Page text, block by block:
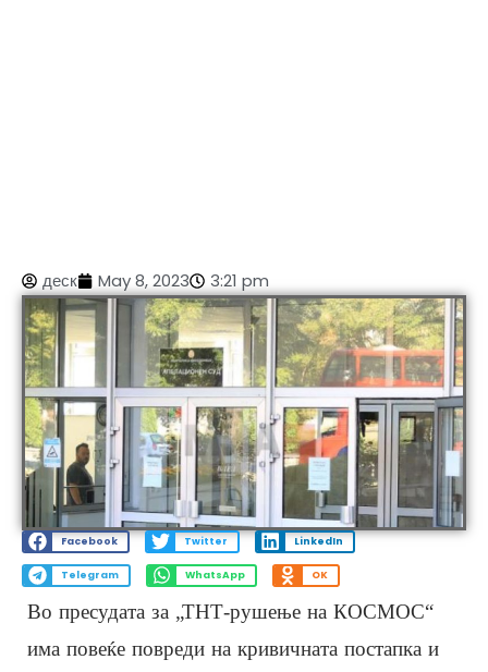
деск May 8, 2023 3:21 pm
Facebook Twitter LinkedIn
Telegram WhatsApp OK
Во пресудата за „ТНТ-рушење на КОСМОС“
има повеќе повреди на кривичната постапка и